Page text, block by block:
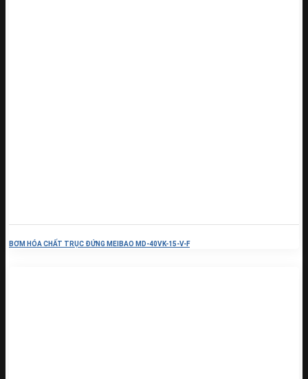
BƠM HÓA CHẤT TRỤC ĐỨNG MEIBAO MD-40VK-15-V-F